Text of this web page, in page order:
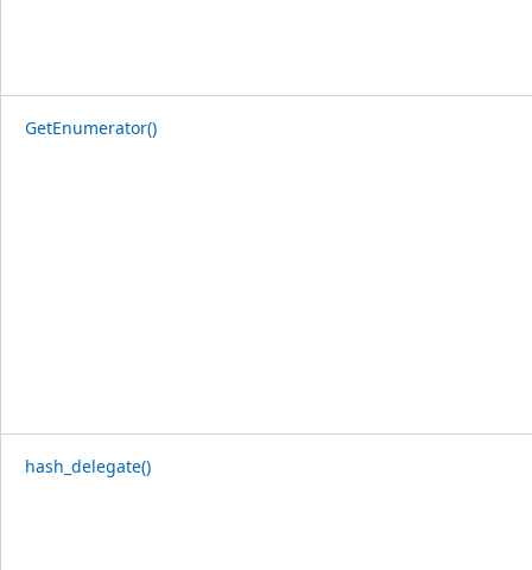
GetEnumerator()
hash_delegate()